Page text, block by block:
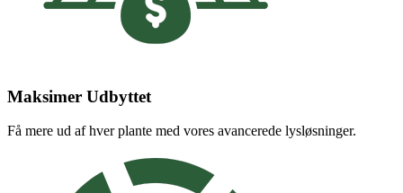
Maksimer Udbyttet
Få mere ud af hver plante med vores avancerede lysløsninger.